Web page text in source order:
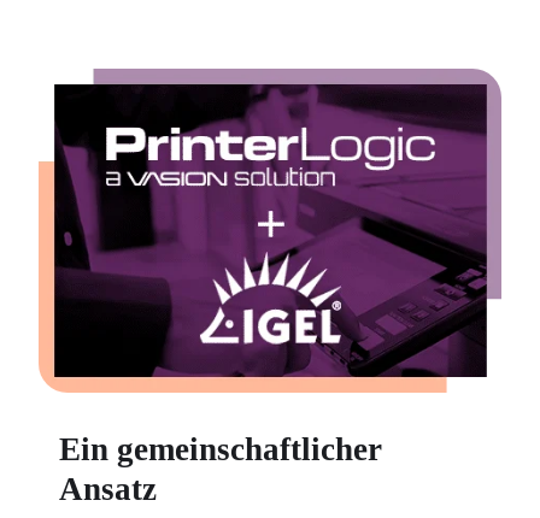
Ein gemeinschaftlicher
Ansatz